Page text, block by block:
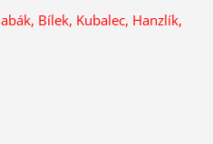
Bílek, Kubalec, Hanzlík,